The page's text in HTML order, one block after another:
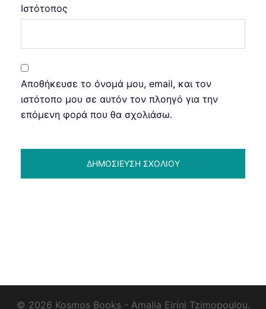
Ιστότοπος
Αποθήκευσε το όνομά μου, email, και τον
ιστότοπο μου σε αυτόν τον πλοηγό για την
επόμενη φορά που θα σχολιάσω.
© 2026 Kosmos Books - Amalia Eirini Tzimopoulou.